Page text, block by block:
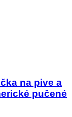
na pive a
pučené